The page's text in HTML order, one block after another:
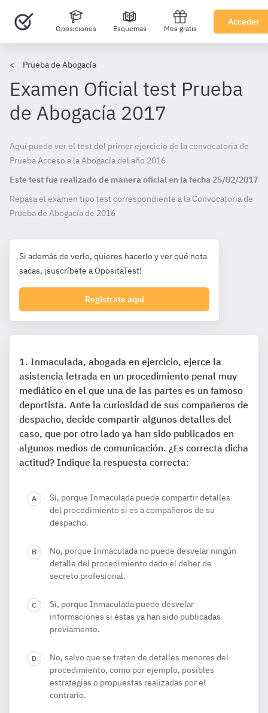
Oposiciones Esquemas Mes gratis
Acceder
Prueba de Abogacía
Examen Oficial test Prueba
de Abogacía 2017
Aquí puede ver el test del primer ejercicio de la convocatoria de
Prueba Acceso a la Abogacía del año 2016
Este test fue realizado de manera oficial en la fecha 25/02/2017
Repasa el examen tipo test correspondiente a la Convocatoria de
Prueba de Abogacía de 2016
Si además de verlo, quieres hacerlo y ver qué nota
sacas, ¡suscríbete a OpositaTest!
Registrate aquí
Inmaculada, abogada en ejercicio, ejerce la
asistencia letrada en un procedimiento penal muy
mediático en el que una de las partes es un famoso
deportista. Ante la curiosidad de sus compañeros de
despacho, decide compartir algunos detalles del
caso, que por otro lado ya han sido publicados en
algunos medios de comunicación. ¿Es correcta dicha
actitud? Indique la respuesta correcta:
Sí, porque Inmaculada puede compartir detalles
del procedimiento si es a compañeros de su
despacho.
No, porque Inmaculada no puede desvelar ningún
detalle del procedimiento dado el deber de
secreto profesional.
Sí, porque Inmaculada puede desvelar
informaciones si éstas ya han sido publicadas
previamente.
No, salvo que se traten de detalles menores del
procedimiento, como por ejemplo, posibles
estrategias o propuestas realizadas por el
contrario.